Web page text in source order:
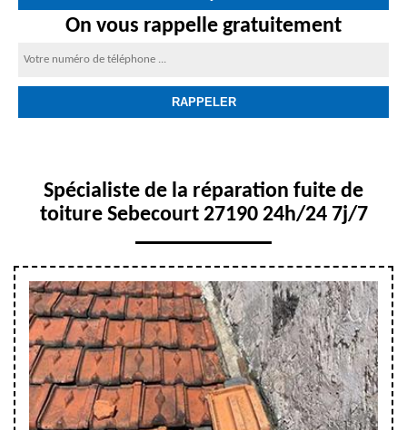
On vous rappelle gratuitement
Spécialiste de la réparation fuite de
toiture Sebecourt 27190 24h/24 7j/7